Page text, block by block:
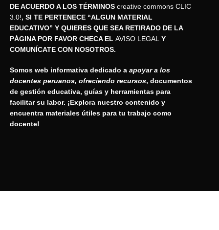
DE ACUERDO A LOS TÉRMINOS creative commons CLIC
3.0!, SI TE PERTENECE “ALGUN MATERIAL
EDUCATIVO” Y QUIERES QUE SEA RETIRADO DE LA
PÁGINA POR FAVOR CHECA EL AVISO LEGAL Y
COMUNÍCATE CON NOSOTROS.
Somos web informativa dedicado a apoyar a los
docentes peruanos, ofreciendo recursos, documentos
de gestión educativa, guías y herramientas para
facilitar su labor. ¡Explora nuestro contenido y
encuentra materiales útiles para tu trabajo como
docente!